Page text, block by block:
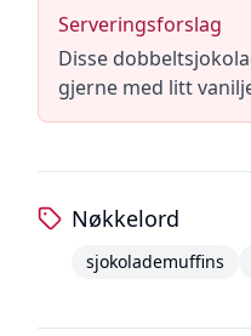
Serveringsforslag
Disse
gjerne med litt
Nøkkelord
sjokolademuffins